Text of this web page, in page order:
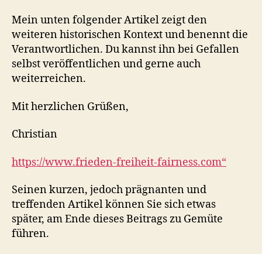
Mein unten folgender Artikel zeigt den
weiteren historischen Kontext und benennt die
Verantwortlichen. Du kannst ihn bei Gefallen
selbst veröffentlichen und gerne auch
weiterreichen.
Mit herzlichen Grüßen,
Christian
https://www.frieden-freiheit-fairness.com“
Seinen kurzen, jedoch prägnanten und
treffenden Artikel können Sie sich etwas
später, am Ende dieses Beitrags zu Gemüte
führen.